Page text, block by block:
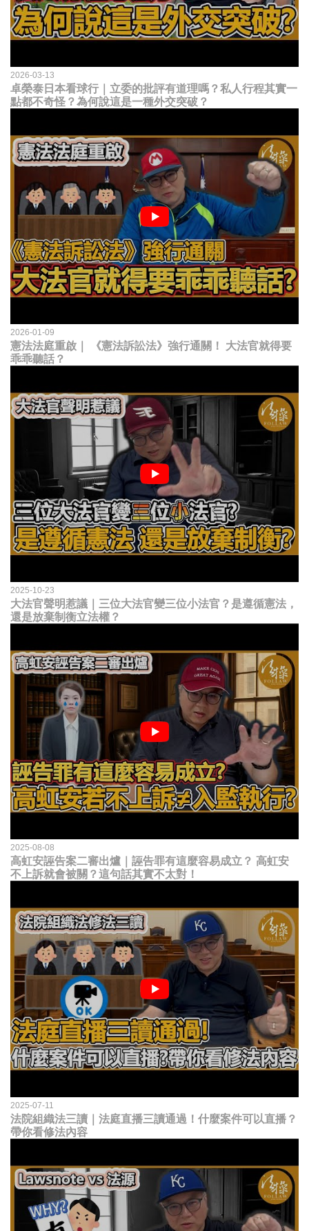
2026-03-13
卓榮泰日本看球行｜立委的批評有道理嗎？私人行程其實一
點都不奇怪？為何說這是一種外交突破？
2026-01-09
憲法法庭重啟｜ 《憲法訴訟法》強行通關！ 大法官就得要
乖乖聽話？
2025-10-23
大法官聲明惹議｜三位大法官變三位小法官？是遵循憲法，
還是放棄制衡立法權？
2025-08-08
高虹安誣告案二審出爐｜誣告罪有這麼容易成立？ 高虹安
不上訴就會被關？這句話其實不太對！
2025-07-11
法院組織法三讀｜法庭直播三讀通過！什麼案件可以直播？
帶你看修法內容